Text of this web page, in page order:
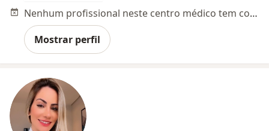
Nenhum profissional neste centro médico tem consultas disponíveis
Mostrar perfil